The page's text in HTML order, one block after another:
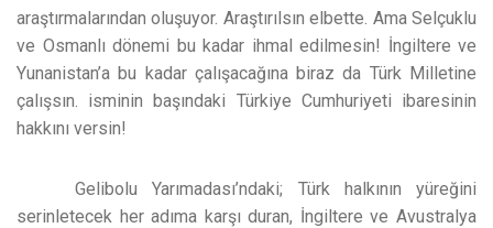
araştırmalarından oluşuyor. Araştırılsın elbette. Ama Selçuklu
ve Osmanlı dönemi bu kadar ihmal edilmesin! İngiltere ve
Yunanistan’a bu kadar çalışacağına biraz da Türk Milletine
çalışsın. isminin başındaki Türkiye Cumhuriyeti ibaresinin
hakkını versin!
Gelibolu Yarımadası’ndaki; Türk halkının yüreğini
serinletecek her adıma karşı duran, İngiltere ve Avustralya